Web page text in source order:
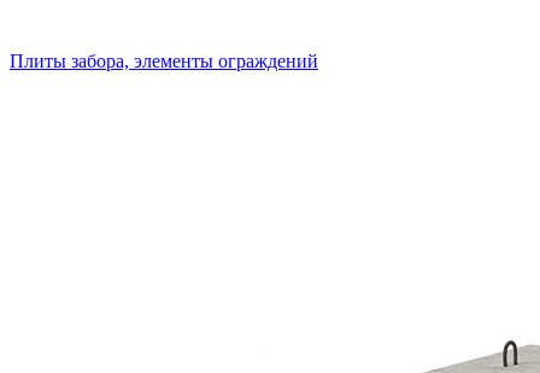
Плиты забора, элементы ограждений